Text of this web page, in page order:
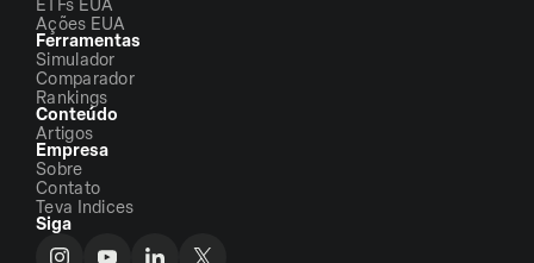
ETFs EUA
Ações EUA
Ferramentas
Simulador
Comparador
Rankings
Conteúdo
Artigos
Empresa
Sobre
Contato
Teva Indices
Siga